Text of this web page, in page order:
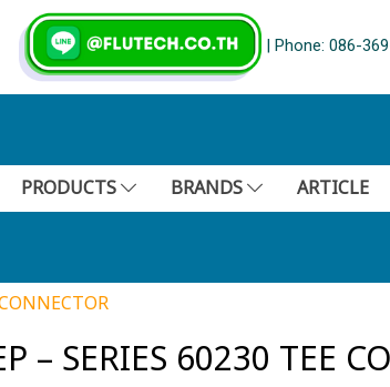
| Phone: 086-
PRODUCTS BRANDS ARTICLE
– SERIES 60230 TEE